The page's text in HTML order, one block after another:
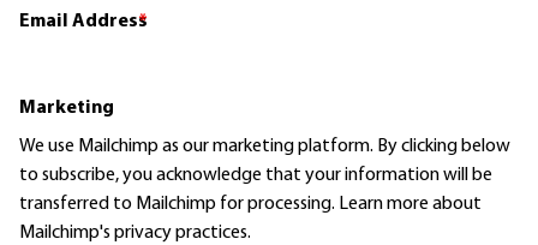
Email Address
*
Marketing
We use Mailchimp as our marketing platform. By clicking below
to subscribe, you acknowledge that your information will be
transferred to Mailchimp for processing. Learn moreabout
Mailchimp's privacy practices.